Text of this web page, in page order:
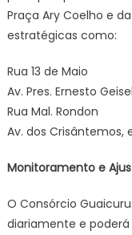
Praça Ary Coelho e
estratégicas como:
Rua 13 de Maio
Av. Pres. Ernesto Geisel
Rua Mal. Rondon
Av. dos Crisântemos,
Monitoramento e
O Consórcio
diariamente e poderá